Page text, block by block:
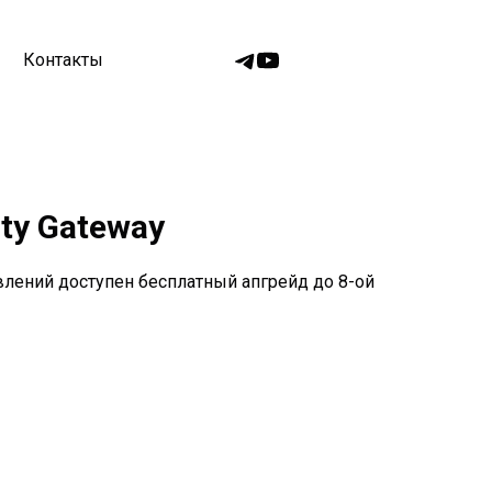
Контакты
Gateway
доступен бесплатный апгрейд до 8-ой